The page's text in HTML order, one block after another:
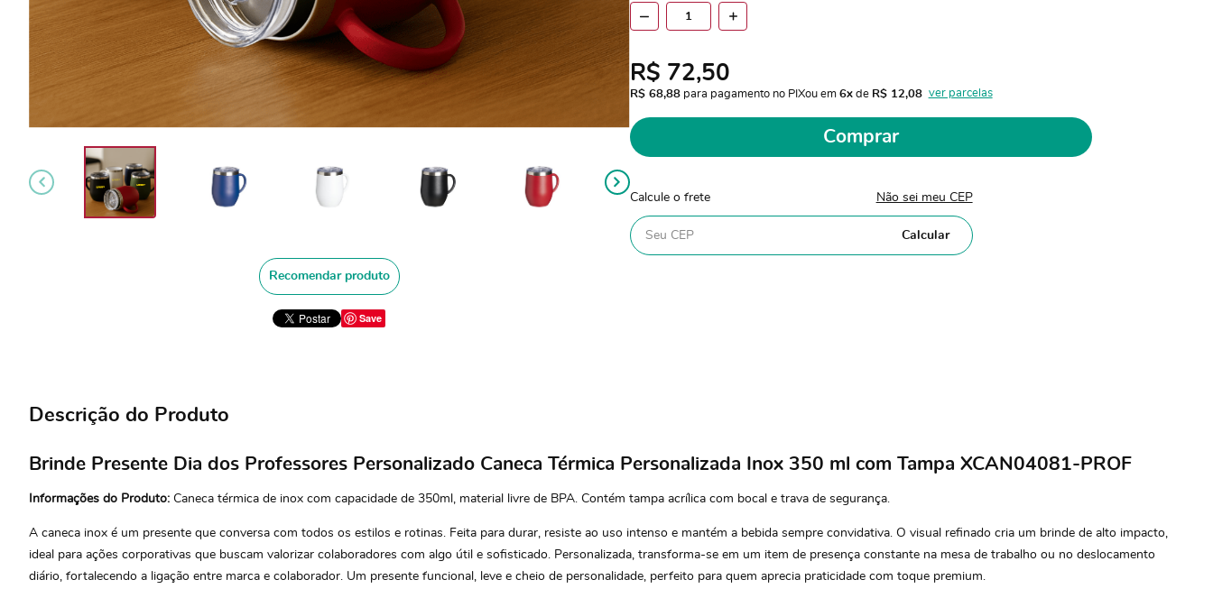
Recomendar produto
Save
R$ 72,50
R$ 68,88 para pagamento no PIXou em 6x de R$ 12,08 ver parcelas
Comprar
Calcule o frete Não sei meu CEP
Calcular
Descrição do Produto
Brinde Presente Dia dos Professores Personalizado Caneca Térmica Personalizada Inox 350 ml com Tampa XCAN04081-PROF
Informações do Produto: Caneca térmica de inox com capacidade de 350ml, material livre de BPA. Contém tampa acrílica com bocal e trava de segurança.
A caneca inox é um presente que conversa com todos os estilos e rotinas. Feita para durar, resiste ao uso intenso e mantém a bebida sempre convidativa. O visual refinado cria um brinde de alto impacto,
ideal para ações corporativas que buscam valorizar colaboradores com algo útil e sofisticado. Personalizada, transforma-se em um item de presença constante na mesa de trabalho ou no deslocamento
diário, fortalecendo a ligação entre marca e colaborador. Um presente funcional, leve e cheio de personalidade, perfeito para quem aprecia praticidade com toque premium.